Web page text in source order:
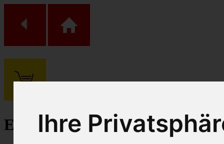
Ihre
Einkaufs Wagen